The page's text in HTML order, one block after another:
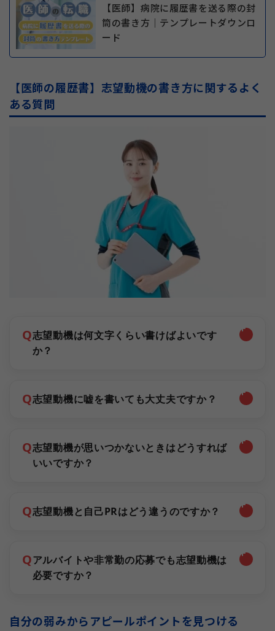
【医師】病院に履歴書を送る際の封
筒の書き方｜テンプレートダウンロ
ード
【医師の履歴書】志望動機の書き方に関するよく
ある質問
Q志望動機は何文字くらい書けばよいです
か？
Q志望動機に嘘を書いても大丈夫ですか？
Q志望動機が思いつかないときはどうすれば
いいですか？
Q志望動機と自己PRはどう違うのですか？
Qアルバイトや非常勤の応募でも志望動機は
必要ですか？
自分の弱みからアピールポイントを見つける